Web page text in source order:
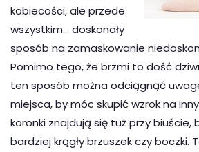
kobiecości, ale przede
wszystkim… doskonały
sposób na zamaskowanie
Pomimo tego, że brzmi to dość
ten sposób można odciągnąć
miejsca, by móc skupić wzrok na
koronki znajdują się tuż przy biuście,
bardziej krągły brzuszek czy boczki.